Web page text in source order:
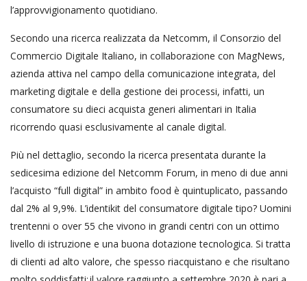
l’approvvigionamento quotidiano.
Secondo una ricerca realizzata da Netcomm, il Consorzio del
Commercio Digitale Italiano, in collaborazione con MagNews,
azienda attiva nel campo della comunicazione integrata, del
marketing digitale e della gestione dei processi, infatti, un
consumatore su dieci acquista generi alimentari in Italia
ricorrendo quasi esclusivamente al canale digital.
Più nel dettaglio, secondo la ricerca presentata durante la
sedicesima edizione del Netcomm Forum, in meno di due anni
l’acquisto “full digital” in ambito food è quintuplicato, passando
dal 2% al 9,9%. L’identikit del consumatore digitale tipo? Uomini
trentenni o over 55 che vivono in grandi centri con un ottimo
livello di istruzione e una buona dotazione tecnologica. Si tratta
di clienti ad alto valore, che spesso riacquistano e che risultano